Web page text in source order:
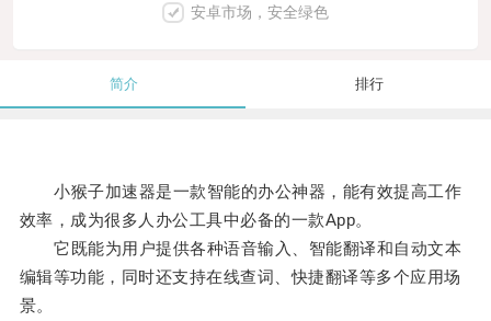
安卓市场，安全绿色
简介 排行
小猴子加速器是一款智能的办公神器，能有效提高工作
效率，成为很多人办公工具中必备的一款App。
它既能为用户提供各种语音输入、智能翻译和自动文本
编辑等功能，同时还支持在线查词、快捷翻译等多个应用场
景。